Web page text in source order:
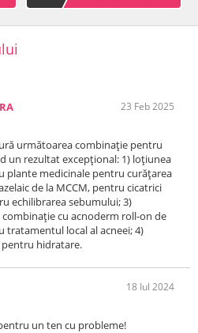
23 Feb 2025
următoarea combinație pentru
un rezultat excepțional: 1) loțiunea
plante medicinale pentru curăţarea
de la MCCM, pentru cicatrici
echilibrarea sebumului; 3)
cu acnoderm roll-on de
tratamentul local al acneei; 4)
hidratare.
18 Iul 2024
un ten cu probleme!